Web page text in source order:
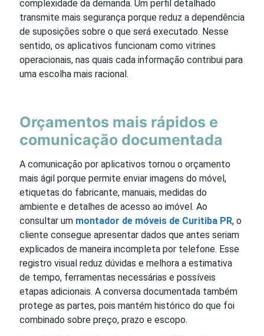
complexidade da demanda. Um perfil detalhado
transmite mais segurança porque reduz a dependência
de suposições sobre o que será executado. Nesse
sentido, os aplicativos funcionam como vitrines
operacionais, nas quais cada informação contribui para
uma escolha mais racional.
Orçamentos mais rápidos e
comunicação documentada
A comunicação por aplicativos tornou o orçamento
mais ágil porque permite enviar imagens do móvel,
etiquetas do fabricante, manuais, medidas do
ambiente e detalhes de acesso ao imóvel. Ao
consultar um montador de móveis de Curitiba PR, o
cliente consegue apresentar dados que antes seriam
explicados de maneira incompleta por telefone. Esse
registro visual reduz dúvidas e melhora a estimativa
de tempo, ferramentas necessárias e possíveis
etapas adicionais. A conversa documentada também
protege as partes, pois mantém histórico do que foi
combinado sobre preço, prazo e escopo.